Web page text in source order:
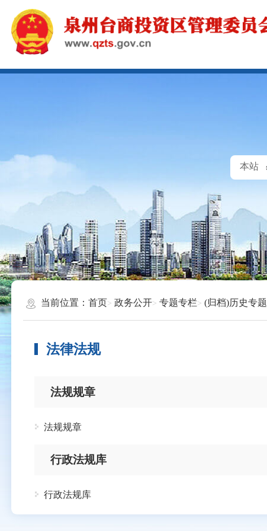
当前位置：首页 政务公开 专题专栏 (归档)历史专题
法律法规
法规规章
法规规章
行政法规库
行政法规库